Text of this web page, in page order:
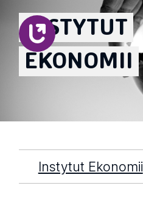
INSTYTUT
EKONOMII
Instytut Ekonomii